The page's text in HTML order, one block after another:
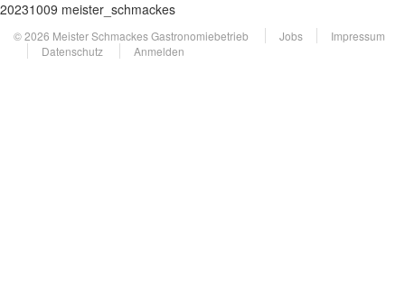
20231009 meister_schmackes
© 2026 Meister Schmackes Gastronomiebetrieb Jobs
Impressum
Datenschutz
Anmelden